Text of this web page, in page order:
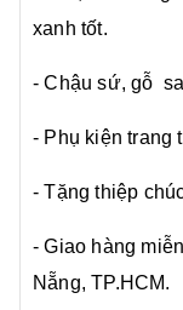
xanh tốt.
- Chậu sứ, gỗ
- Phụ kiện trang
- Tặng thiệp
- Giao hàng
Nẵng, TP.HCM.